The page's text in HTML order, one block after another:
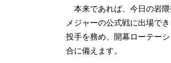
本来であれば、今日の岩隈
メジャーの公式戦に出場で
投手を務め、開幕ローテー
合に備えます。